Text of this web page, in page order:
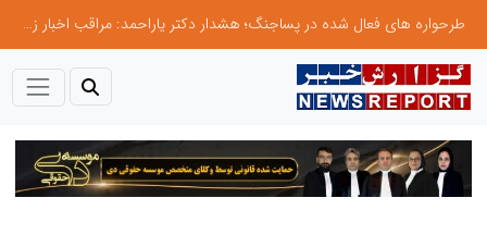
طرحواره های فعال شده در پساجنگ؛ هشدار دکتر یاراحمد: مراقب اخبار زرد و واکنش های هیجانی باشید